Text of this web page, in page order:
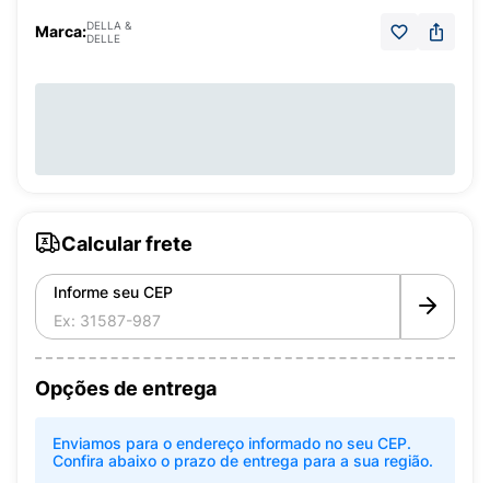
Marca:DELLA &
DELLE
Calcular frete
Informe seu CEP
Opções de entrega
Enviamos para o endereço informado no seu CEP.
Confira abaixo o prazo de entrega para a sua região.